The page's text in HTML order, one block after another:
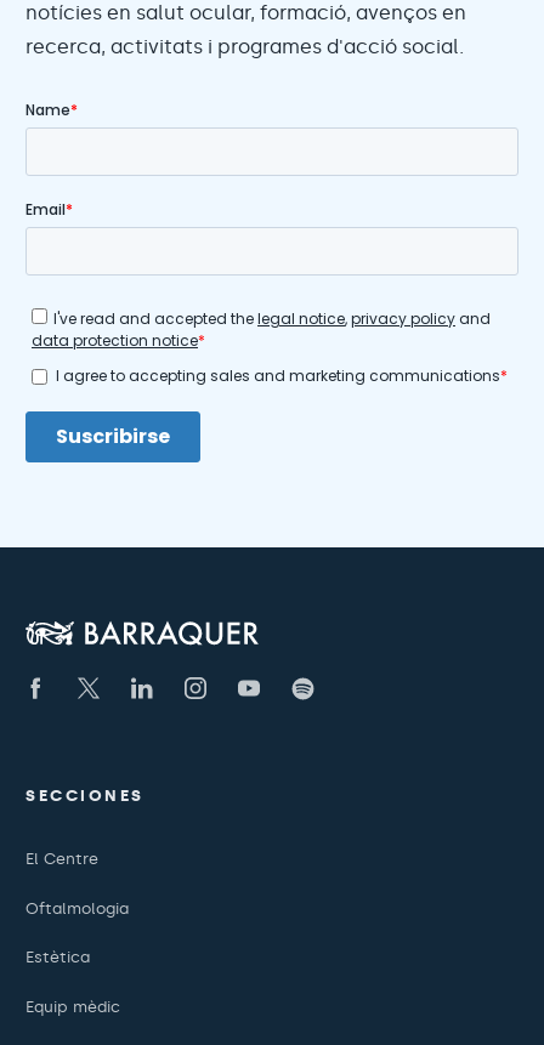
notícies en salut ocular, formació, avenços en
recerca, activitats i programes d'acció social.
SECCIONES
El Centre
Oftalmologia
Estètica
Equip mèdic